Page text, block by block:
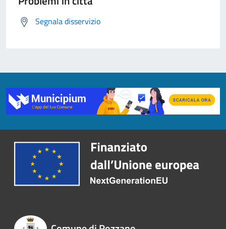
Segnala disservizio